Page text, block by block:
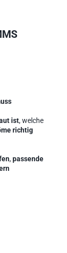
ist
richtig
, passende